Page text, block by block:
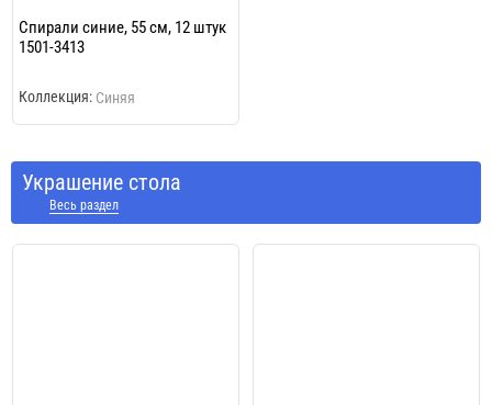
Спирали синие, 55 см, 12 штук
1501-3413
Коллекция: Синяя
Украшение стола
Весь раздел